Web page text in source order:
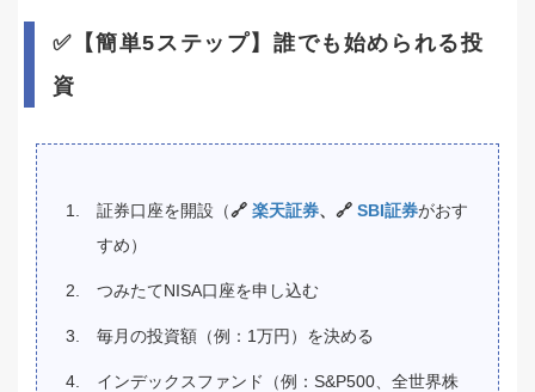
✅【簡単5ステップ】誰でも始められる投
資
証券口座を開設（🔗 楽天証券、🔗 SBI証券がおす
すめ）
つみたてNISA口座を申し込む
毎月の投資額（例：1万円）を決める
インデックスファンド（例：S&P500、全世界株